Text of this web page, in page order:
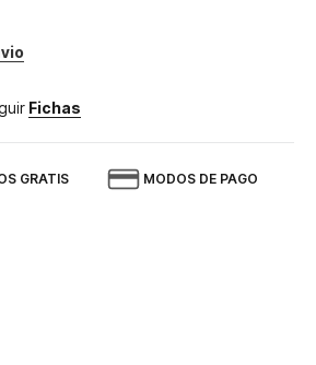
Fichas
GRATIS MODOS DE PAGO